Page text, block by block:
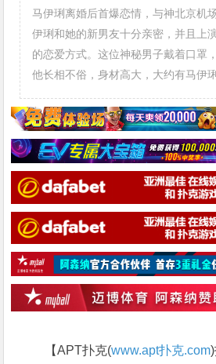
马伊琍离婚后首爆恋情，与神北京机
伊琍和她的新男友十分亲密，并且上
的恋爱方式。这位神秘男子戴着口罩
他长相不俗，身材高大，大约有马伊
【APT扑克(www.apt扑克.com